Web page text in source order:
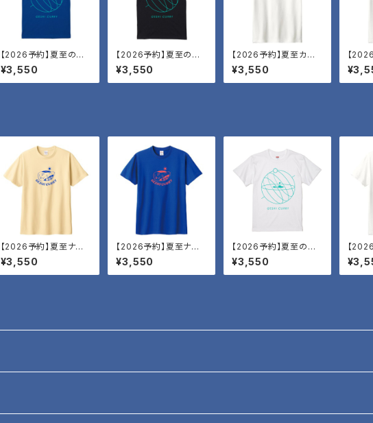
【2026予約】夏至の空
T・昊天
¥3,550
【2026予約】夏至の空
T・蝕
¥3,550
【2026予約】夏至カレ
ーT・タラコ
¥3,550
【
ーT・
【2026予約】夏至ナン
T・チーズ
¥3,550
【2026予約】夏至ナン
T・サンゴ
¥3,550
【2026予約】夏至の空
T・白夜
¥3,550
【
T・タ